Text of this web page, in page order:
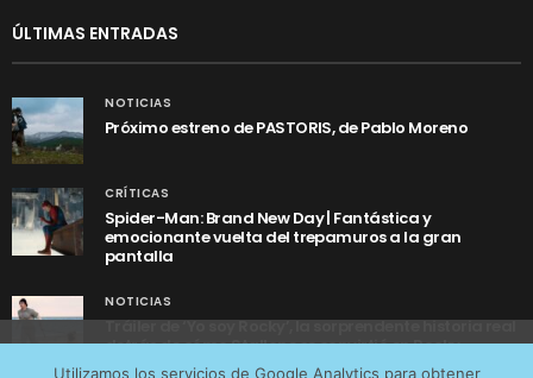
ÚLTIMAS ENTRADAS
NOTICIAS
Próximo estreno de PASTORIS, de Pablo Moreno
CRÍTICAS
Spider-Man: Brand New Day | Fantástica y
emocionante vuelta del trepamuros a la gran
pantalla
NOTICIAS
Tráiler de ‘Yo soy Rocky’, la sorprendente historia real
detrás de cómo Stallone se convirtió en Rocky
Utilizamos los servicios de Google Analytics para obtener